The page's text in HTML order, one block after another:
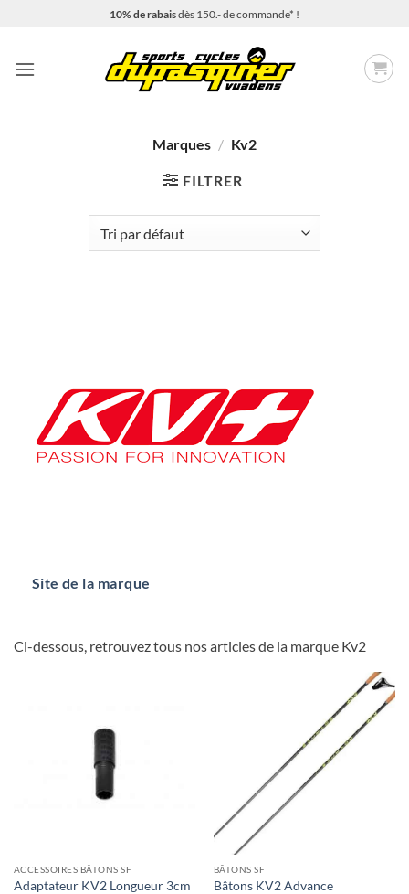
10% de rabaisdès 150.- de commande* !
Marques / Kv2
FILTRER
Site de la marque
Ci-dessous, retrouvez tous nos articles de la marque Kv2
ACCESSOIRES BÂTONS SF
Adaptateur KV2 Longueur 3cm
BÂTONS SF
Bâtons KV2 Advance